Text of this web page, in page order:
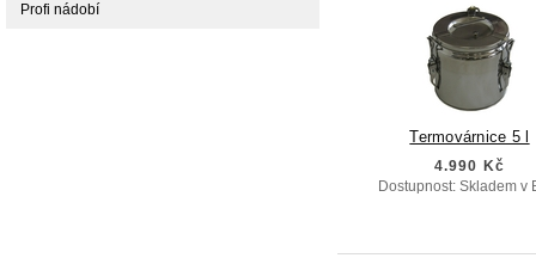
Termovárnice 5 l
4.990 Kč
Dostupnost: Skladem v
Profi nádobí